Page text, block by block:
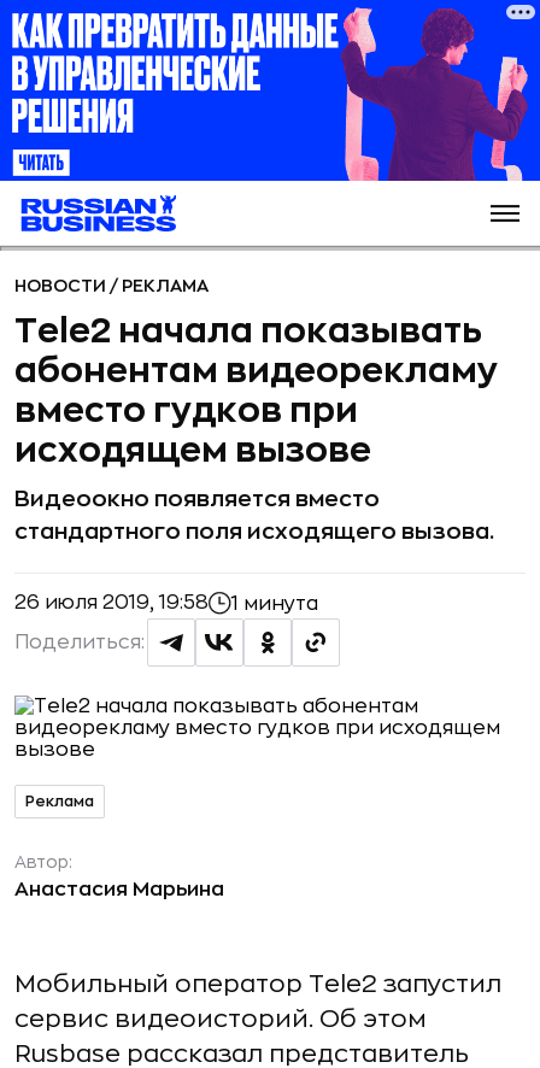
НОВОСТИ / РЕКЛАМА
Tele2 начала показывать
абонентам видеорекламу
вместо гудков при
исходящем вызове
Видеоокно появляется вместо
стандартного поля исходящего вызова.
26 июля 2019, 19:58 1 минута
Поделиться:
Реклама
Автор:
Анастасия Марьина
Мобильный оператор Tele2 запустил
сервис видеоисторий. Об этом
Rusbase рассказал представитель